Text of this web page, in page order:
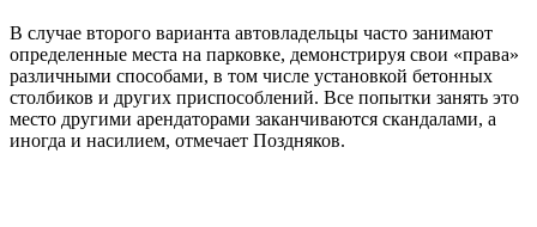
В случае второго варианта автовладельцы часто занимают
определенные места на парковке, демонстрируя свои «права»
различными способами, в том числе установкой бетонных
столбиков и других приспособлений. Все попытки занять это
место другими арендаторами заканчиваются скандалами, а
иногда и насилием, отмечает Поздняков.